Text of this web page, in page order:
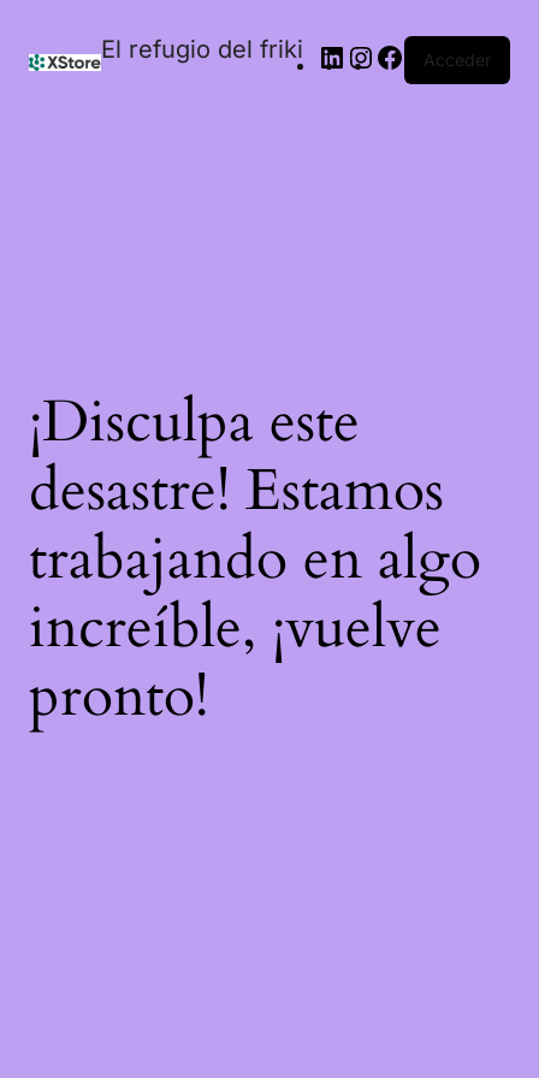
El refugio del friki Acceder
¡Disculpa este
desastre! Estamos
trabajando en algo
increíble, ¡vuelve
pronto!